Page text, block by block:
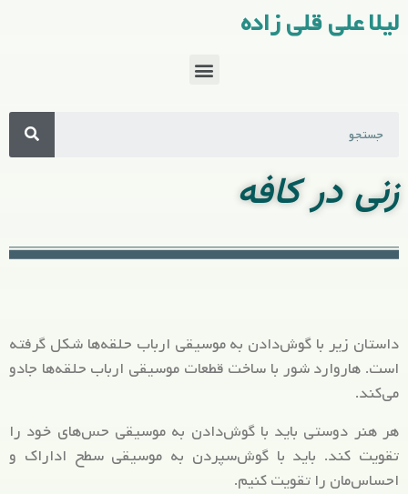
لیلا علی قلی زاده
زنی در کافه
داستان زیر با گوش‌دادن به موسیقی ارباب حلقه‌ها شکل گرفته
است. هاروارد شور با ساخت قطعات موسیقی ارباب حلقه‌ها جادو
می‌کند.
هر هنر دوستی باید با گوش‌دادن به موسیقی حس‌های خود را
تقویت کند. باید با گوش‌سپردن به موسیقی سطح اداراک و
احساس‌مان را تقویت کنیم.